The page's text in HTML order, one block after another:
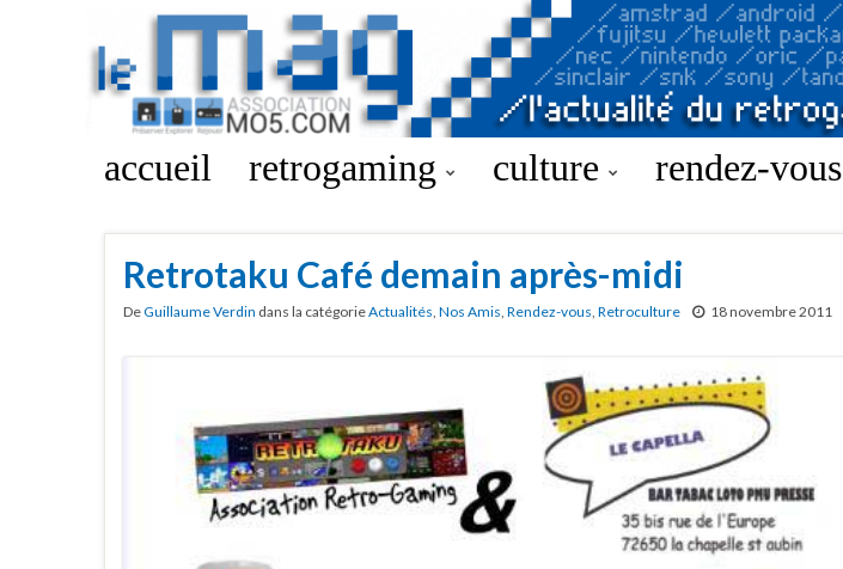
accueil retrogaming culture rendez-vous
Retrotaku Café demain après-midi
DeGuillaume Verdin dans la catégorieActualités, Nos Amis, Rendez-vous, Retroculture 18 novembre 2011